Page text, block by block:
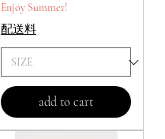
Enjoy Summer!
配送料
add to cart